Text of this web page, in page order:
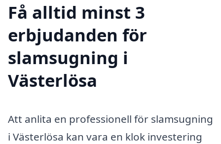
Få alltid minst 3
erbjudanden för
slamsugning i
Västerlösa
Att anlita en professionell för slamsugning
i Västerlösa kan vara en klok investering